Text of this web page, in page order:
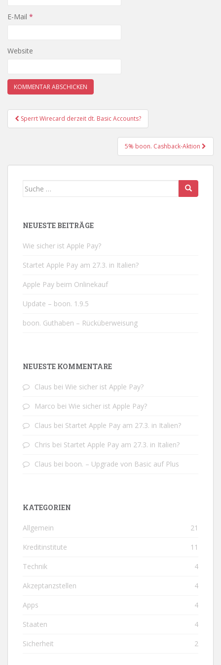
E-Mail *
Website
Beitrags-Navigation
Sperrt Wirecard derzeit dt. Basic Accounts?
5% boon. Cashback-Aktion
Suche nach:
NEUESTE BEITRÄGE
Wie sicher ist Apple Pay?
Startet Apple Pay am 27.3. in Italien?
Apple Pay beim Onlinekauf
Update – boon. 1.9.5
boon. Guthaben – Rücküberweisung
NEUESTE KOMMENTARE
Claus bei Wie sicher ist Apple Pay?
Marco bei Wie sicher ist Apple Pay?
Claus bei Startet Apple Pay am 27.3. in Italien?
Chris bei Startet Apple Pay am 27.3. in Italien?
Claus bei boon. – Upgrade von Basic auf Plus
KATEGORIEN
Allgemein 21
Kreditinstitute 11
Technik 4
Akzeptanzstellen 4
Apps 4
Staaten 4
Sicherheit 2